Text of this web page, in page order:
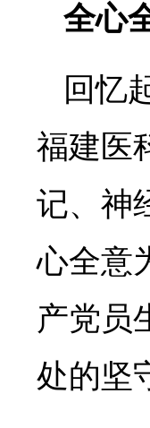
全心
回忆
福建医
记、神
心全意
产党员
处的坚